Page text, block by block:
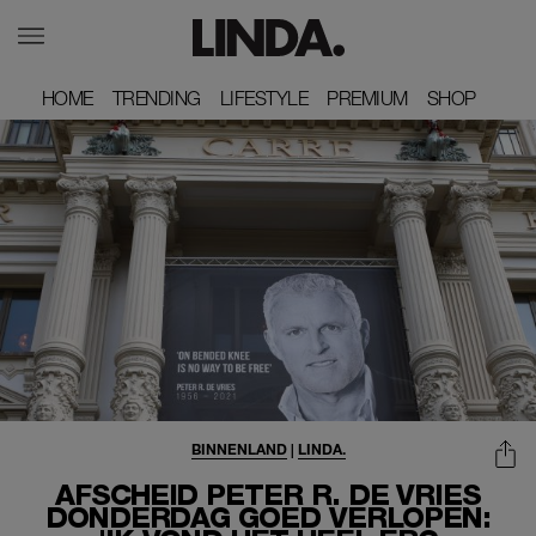
HOME
HOME TRENDING
TRENDING LIFESTYLE
LIFESTYLE PREMIUM
PREMIUM SHOP
SHOP
AFSCHEID PETER R. DE VRIES
DONDERDAG GOED VERLOPEN:
BINNENLAND| LINDA.